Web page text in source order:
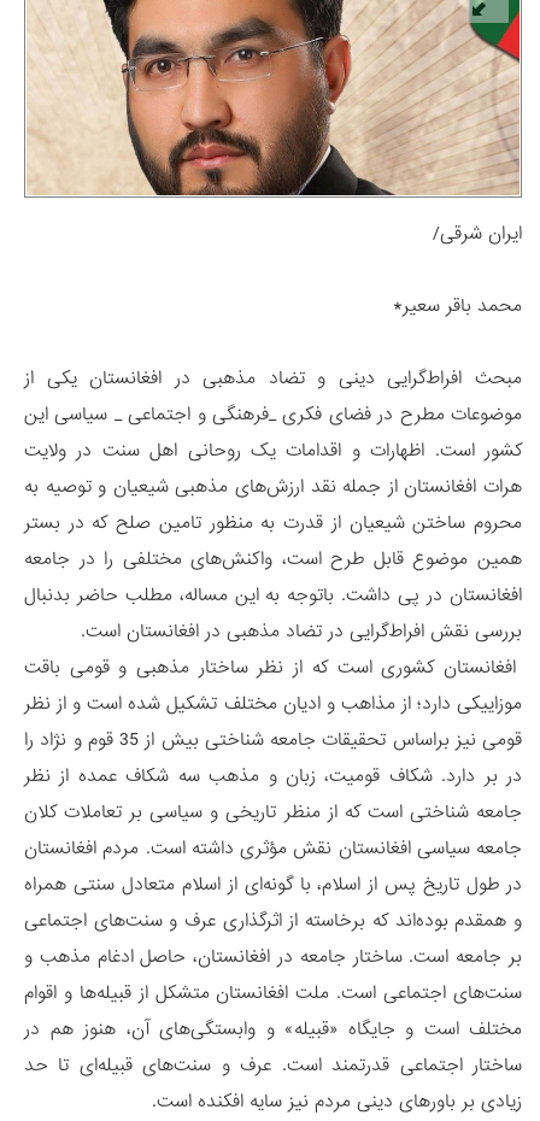
ایران شرقی/
محمد باقر سعیر*
مبحث افراط‌گرایی دینی و تضاد مذهبی در افغانستان یکی از
موضوعات مطرح در فضای فکری _فرهنگی و اجتماعی _ سیاسی این
کشور است. اظهارات و اقدامات یک روحانی اهل سنت در ولایت
هرات افغانستان از جمله نقد ارزش‌های مذهبی شیعیان و توصیه به
محروم ساختن شیعیان از قدرت به منظور تامین صلح که در بستر
همین موضوع قابل طرح است، واکنش‌های مختلفی را در جامعه
افغانستان در پی داشت. باتوجه به این مساله، مطلب حاضر بدنبال
بررسی نقش افراط‌گرایی در تضاد مذهبی در افغانستان است.
افغانستان کشوری است که از نظر ساختار مذهبی و قومی باقت
موزاییکی دارد؛ از مذاهب و ادیان مختلف تشکیل شده است و از نظر
قومی نیز براساس تحقیقات جامعه شناختی بیش از 35 قوم و نژاد را
در بر دارد. شکاف قومیت، زبان و مذهب سه شکاف عمده از نظر
جامعه شناختی است که از منظر تاریخی و سیاسی بر تعاملات کلان
جامعه سیاسی افغانستان نقش مؤثری داشته است. مردم افغانستان
در طول تاریخ پس از اسلام، با گونه‌ای از اسلام متعادل سنتی همراه
و همقدم بوده‌اند که برخاسته از اثرگذاری عرف و سنت‌های اجتماعی
بر جامعه است. ساختار جامعه در افغانستان، حاصل ادغام مذهب و
سنت‌های اجتماعی است. ملت افغانستان متشکل از قبیله‌ها و اقوام
مختلف است و جایگاه «قبیله» و وابستگی‌های آن، هنوز هم در
ساختار اجتماعی قدرتمند است. عرف و سنت‌های قبیله‌ای تا حد
زیادی بر باورهای دینی مردم نیز سایه افکنده است.